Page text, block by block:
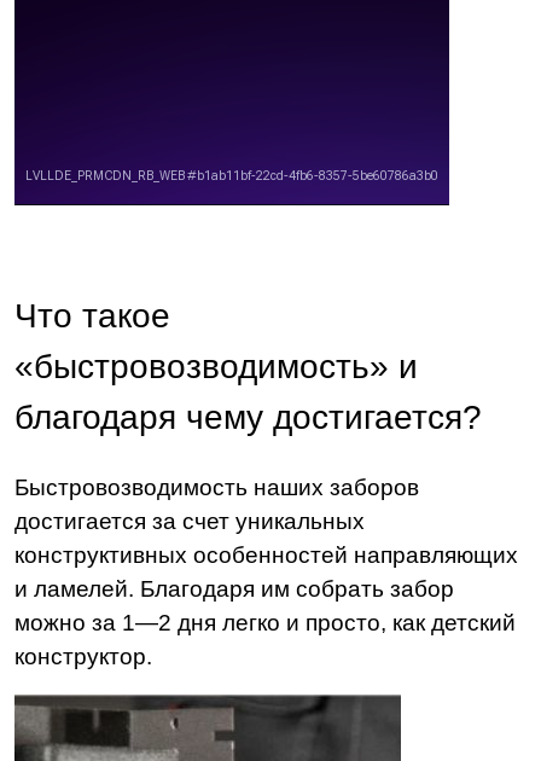
Что такое
«быстровозводимость» и
благодаря чему достигается?
Быстровозводимость наших заборов
достигается за счет уникальных
конструктивных особенностей направляющих
и ламелей. Благодаря им собрать забор
можно за 1—2 дня легко и просто, как детский
конструктор.